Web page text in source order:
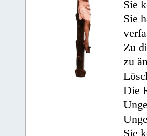
Sie
Sie
Zu
zu
Die
Sie